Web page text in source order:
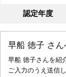
認定年度
早船 徳子 さ
早船 徳子さんを紹
ご入力のうえ送信